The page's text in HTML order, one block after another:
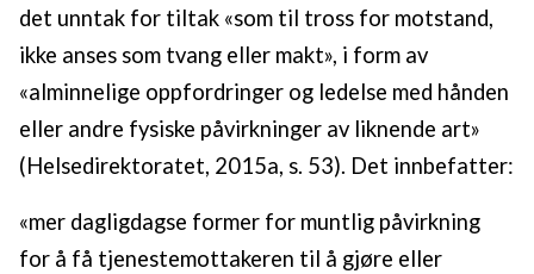
det unntak for tiltak «som til tross for motstand,
ikke anses som tvang eller makt», i form av
«alminnelige oppfordringer og ledelse med hånden
eller andre fysiske påvirkninger av liknende art»
(Helsedirektoratet, 2015a, s. 53). Det innbefatter:
«mer dagligdagse former for muntlig påvirkning
for å få tjenestemottakeren til å gjøre eller